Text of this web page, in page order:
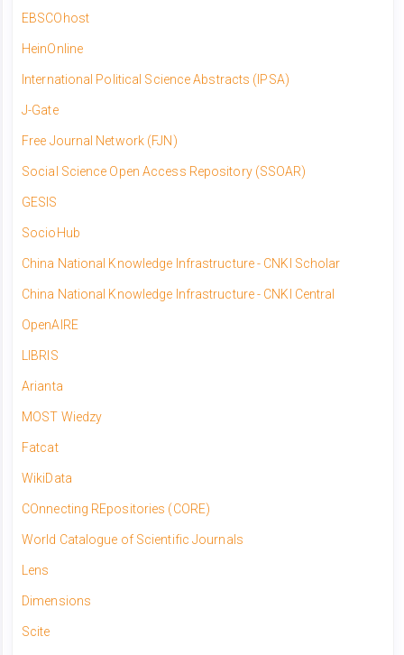
EBSCOhost
HeinOnline
​International Political Science Abstracts (IPSA)
J-Gate
Free Journal Network (FJN)
Social Science Open Access Repository (SSOAR)
GESIS
SocioHub
China National Knowledge Infrastructure - CNKI Scholar
China National Knowledge Infrastructure - CNKI Central
OpenAIRE
LIBRIS
Arianta
MOST Wiedzy
Fatcat
WikiData
COnnecting REpositories (CORE)
World Catalogue of Scientific Journals
Lens
Dimensions
Scite